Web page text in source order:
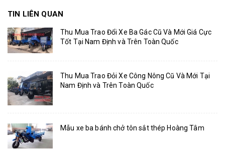
TIN LIÊN QUAN
Thu Mua Trao Đổi Xe Ba Gác Cũ Và Mới Giá Cực
Tốt Tại Nam Định và Trên Toàn Quốc
Thu Mua Trao Đỏi Xe Công Nông Cũ Và Mới Tại
Nam Định và Trên Toàn Quốc
Mẫu xe ba bánh chở tôn sắt thép Hoàng Tâm